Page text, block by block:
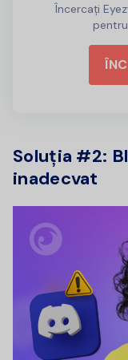
Încercați
Soluția #2:
inadecvat